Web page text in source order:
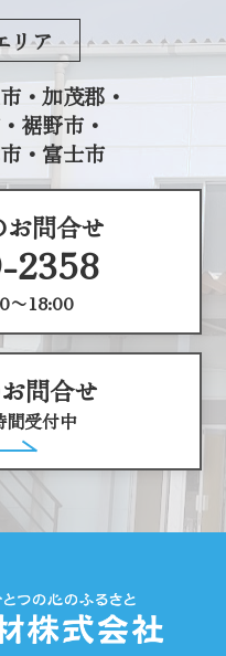
リア
・加茂郡・
裾野市・
・富士市
問合せ
2358
〜18:00
問合せ
間受付中